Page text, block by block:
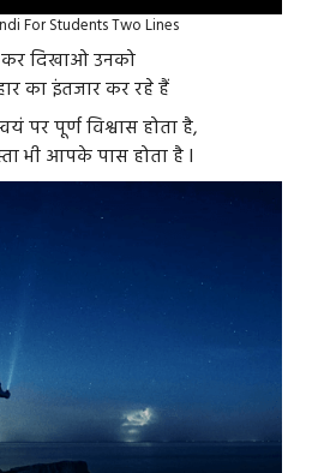
For Students Two Lines
दिखाओ उनको
का इंतजार कर रहे हैं
पर पूर्ण विश्वास होता है,
भी आपके पास होता है I